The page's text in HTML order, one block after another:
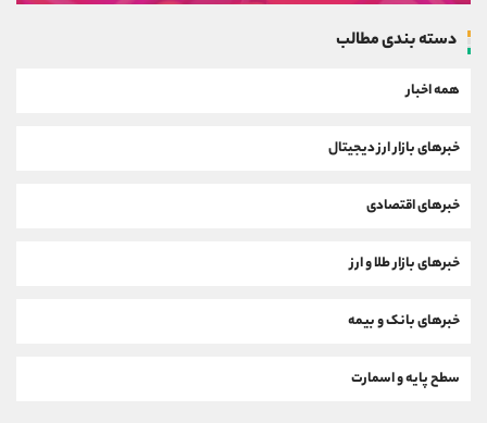
دسته بندی مطالب
همه اخبار
خبرهای بازار ارز دیجیتال
خبرهای اقتصادی
خبرهای بازار طلا و ارز
خبرهای بانک و بیمه
سطح پایه و اسمارت